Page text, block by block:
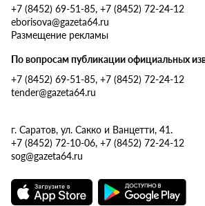
+7 (8452) 69-51-85, +7 (8452) 72-24-12
eborisova@gazeta64.ru
Размещение рекламы
По вопросам публикации официальных
+7 (8452) 69-51-85, +7 (8452) 72-24-12
tender@gazeta64.ru
г. Саратов, ул. Сакко и Ванцетти, 41.
+7 (8452) 72-10-06, +7 (8452) 72-24-12
sog@gazeta64.ru